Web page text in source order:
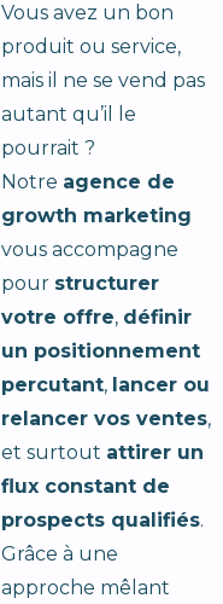
Vous avez un bon
produit ou service,
mais il ne se vend pas
autant qu’il le
pourrait ?
Notre agence de
growth marketing
vous accompagne
pour structurer
votre offre, définir
un positionnement
percutant, lancer ou
relancer vos ventes,
et surtout attirer un
flux constant de
prospects qualifiés.
Grâce à une
approche mêlant